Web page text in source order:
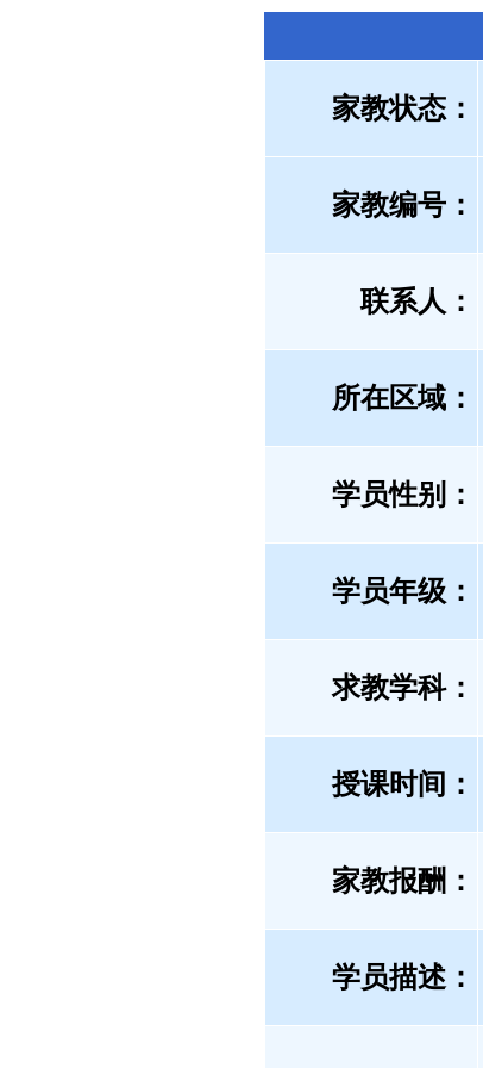
家教状态：
家教编号：
联系人：
所在区域：
学员性别：
学员年级：
求教学科：
授课时间：
家教报酬：
学员描述：